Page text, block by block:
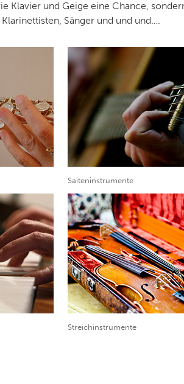
Klavier und Geige eine Chance,
Sänger und und und….
Saiteninstrumente
Streichinstrumente